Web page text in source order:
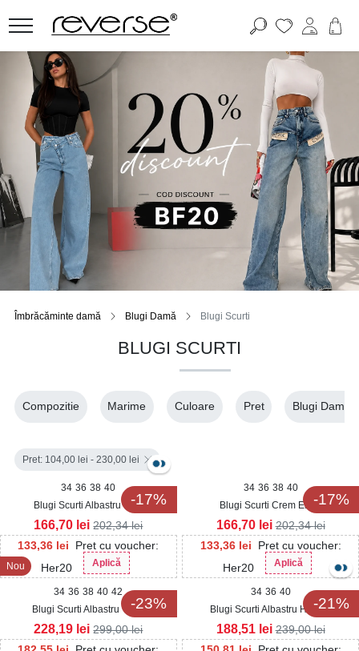
Îmbrăcăminte damă Blugi Damă Blugi Scurti
BLUGI SCURTI
Compozitie Marime Culoare Pret Blugi Damă
Pret: 104,00 lei - 230,00 lei
-17%
34 36 38 40
Blugi Scurti Albastru Litzy
133,36 lei
Pret cu voucher:
Her20
Aplică
166,70 lei 202,34lei
-17%
34 36 38 40
Blugi Scurti Crem Elkey
133,36 lei
Pret cu voucher:
Her20
Aplică
166,70 lei 202,34lei
Nou
-23%
34 36 38 40 42
Blugi Scurti Albastru Tesia
228,19 lei 299,00lei
-21%
34 36 40
Blugi Scurti Albastru Hayadi
188,51 lei 239,00lei